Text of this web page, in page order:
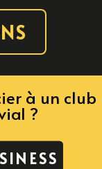
à un club
?